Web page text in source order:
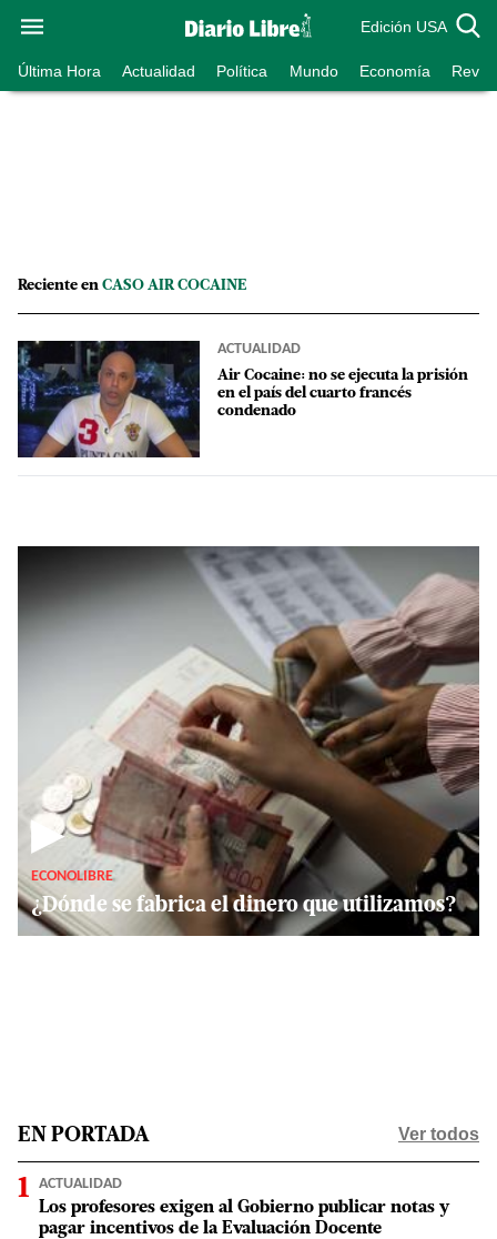
Edición USA
Última Hora Actualidad Política Mundo Economía
Reciente en CASO AIR COCAINE
ACTUALIDAD
Air Cocaine: no se ejecuta la prisión
en el país del cuarto francés
condenado
▶
ECONOLIBRE
¿Dónde se fabrica el dinero que utilizamos?
EN PORTADA Ver todos
ACTUALIDAD
Los profesores exigen al Gobierno publicar notas y
pagar incentivos de la Evaluación Docente